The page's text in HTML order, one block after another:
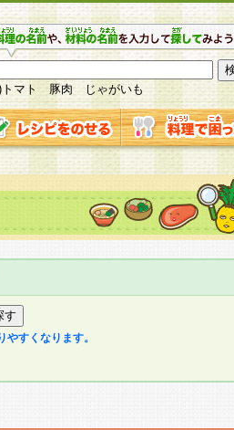
トマト 豚肉 じゃがいも
すくなります。